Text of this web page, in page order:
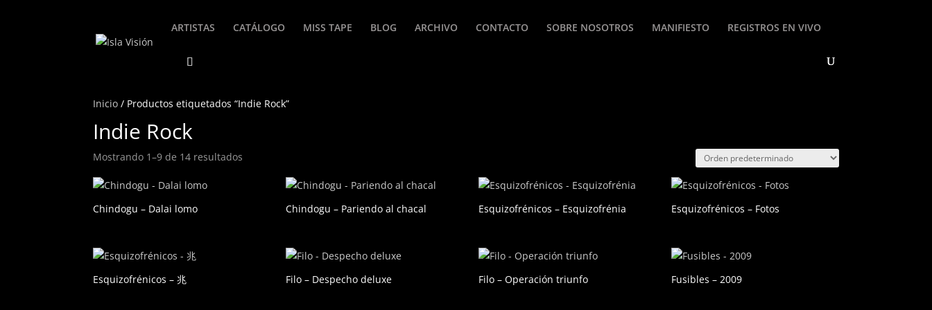
ARTISTAS CATÁLOGO MISS TAPE BLOG ARCHIVO CONTACTO SOBRE NOSOTROS MANIFIESTO REGISTROS EN VIVO
Inicio / Productos etiquetados “Indie Rock”
Indie Rock
Mostrando 1–9 de 14 resultados
Chindogu – Dalai lomo Chindogu – Pariendo al chacal Esquizofrénicos – Esquizofrénia Esquizofrénicos – Fotos
Esquizofrénicos – 兆 Filo – Despecho deluxe Filo – Operación triunfo Fusibles – 2009